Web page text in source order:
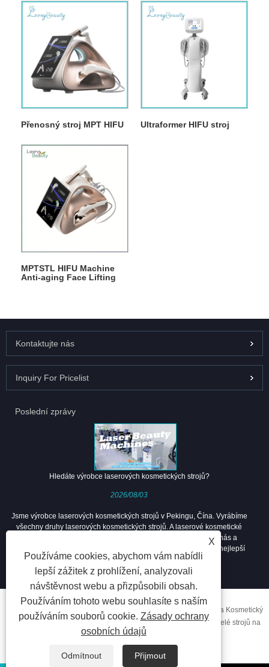
Přenosný stroj MPT HIFU Ultraformer HIFU stroj
MPTSTL HIFU Machine
Anti-aging Face Lifting
Kontaktujte nás
Inquiry For Pricelist
Poslední zprávy
Hledáte výrobce laserových kosmetických strojů?
2026/08/03
Jsme výrobce laserových kosmetických strojů v Pekingu, Čína. Vyrábíme
všechny druhy laserových kosmetických strojů. A laserové kosmetické
stroje mohou léčit většinu kožních problémů. Vítejte, sledujte nás a
kontaktujte nás, abyste získali nejnovější propagační novinky a nejlepší
ceny.
Copyright © 2020 Beijing LeongBeauty Technology Co., Ltd. - Čína Kosmetický
stroj na hubnutí, výrobci strojů na zvedání obličeje HIFU, dodavatelé strojů na
laserovou epilaci Všechna práva vyhrazena.
Odkazy Sitemap RSS
X
Používáme cookies, abychom vám nabídli
lepší zážitek z prohlížení, analyzovali
návštěvnost webu a přizpůsobili obsah.
Používáním tohoto webu souhlasíte s naším
používáním souborů cookie. Zásady ochrany
osobních údajů
Odmítnout Přijmout